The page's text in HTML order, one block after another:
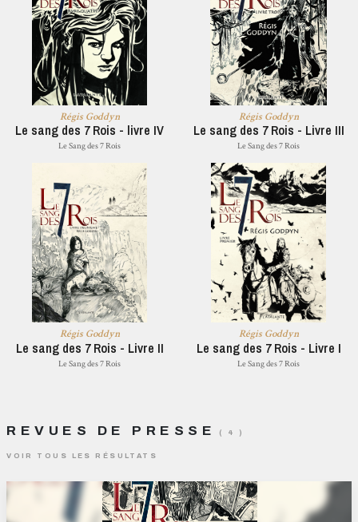
Régis Goddyn
Le sang des 7 Rois - livre IV
Le Sang des 7 Rois
Régis Goddyn
Le sang des 7 Rois - Livre III
Le Sang des 7 Rois
Régis Goddyn
Le sang des 7 Rois - Livre II
Le Sang des 7 Rois
Régis Goddyn
Le sang des 7 Rois - Livre I
Le Sang des 7 Rois
REVUES DE PRESSE ( 4 )
VOIR TOUS LES RÉSULTATS